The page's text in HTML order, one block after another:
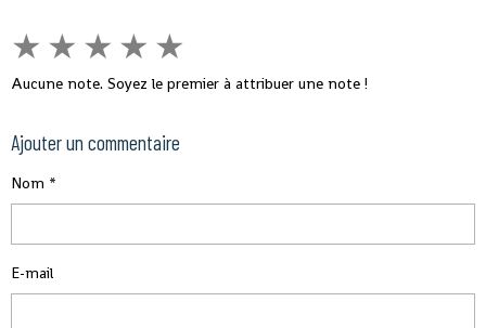
★ ★ ★ ★ ★
Aucune note. Soyez le premier à attribuer une note !
Ajouter un commentaire
Nom
E-mail